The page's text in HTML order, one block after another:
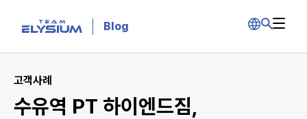
Blog
고객사례
수유역 PT 하이엔드짐,